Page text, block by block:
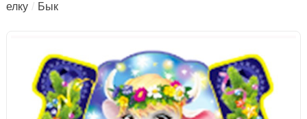
елку
Бык